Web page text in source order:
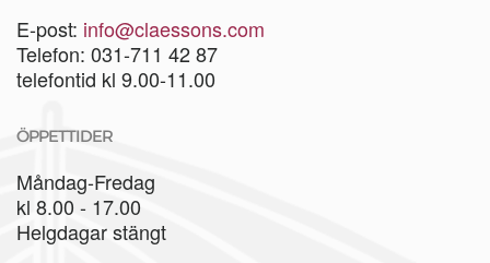
E-post: info@claessons.com
Telefon: 031-711 42 87
telefontid kl 9.00-11.00
ÖPPETTIDER
Måndag-Fredag
kl 8.00 - 17.00
Helgdagar stängt